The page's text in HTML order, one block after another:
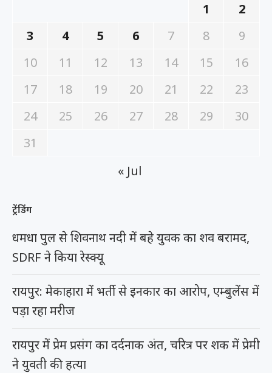
1
2
3
4 5 6 7 8
9
10
11 12 13 14 15
16
17
18 19 20 21 22
23
24
25 26 27 28 29
30
31
« Jul
ट्रेंडिंग
धमधा पुल से शिवनाथ नदी में बहे युवक का शव बरामद,
SDRF ने किया रेस्क्यू
रायपुर: मेकाहारा में भर्ती से इनकार का आरोप, एम्बुलेंस में
पड़ा रहा मरीज
रायपुर में प्रेम प्रसंग का दर्दनाक अंत, चरित्र पर शक में प्रेमी
ने युवती की हत्या